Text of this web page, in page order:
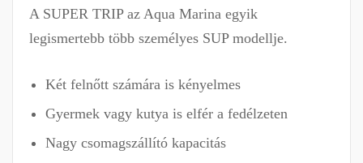
A SUPER TRIP az Aqua Marina egyik
legismertebb több személyes SUP modellje.
Két felnőtt számára is kényelmes
Gyermek vagy kutya is elfér a fedélzeten
Nagy csomagszállító kapacitás